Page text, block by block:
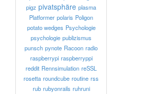
pigz pivatsphäre plasma
Platformer polaris Poligon
potato wedges Psychologie
psychologie publizismus
punsch pynote Racoon radio
raspberrypi raspberryppi
reddit Rennsimulation reSSL
rosetta roundcube routine rss
rub rubyonrails ruhruni